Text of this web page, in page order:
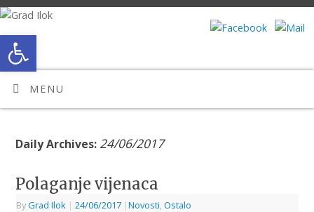
Open toolbar
MENU
Daily Archives: 24/06/2017
Polaganje vijenaca
ByGrad Ilok | 24/06/2017 |Novosti, Ostalo